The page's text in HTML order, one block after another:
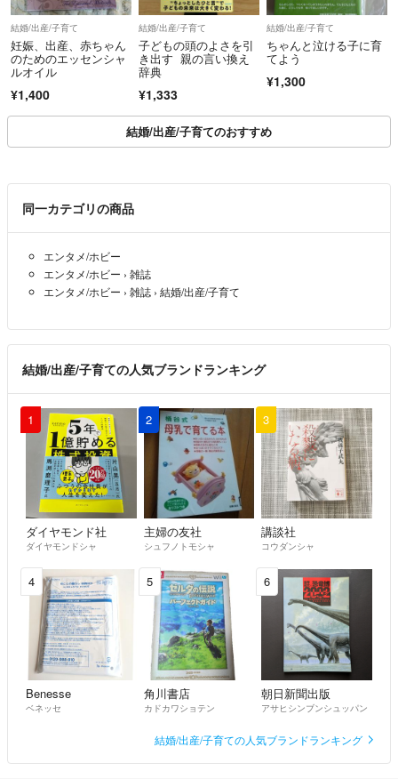
結婚/出産/子育て
妊娠、出産、赤ちゃん
のためのエッセンシャ
ルオイル
¥1,400
結婚/出産/子育て
子どもの頭のよさを引
き出す 親の言い換え
辞典
¥1,333
結婚/出産/子育て
ちゃんと泣ける子に育
てよう
¥1,300
結婚/出産/子育てのおすすめ
同一カテゴリの商品
エンタメ/ホビー
エンタメ/ホビー › 雑誌
エンタメ/ホビー › 雑誌 › 結婚/出産/子育て
結婚/出産/子育ての人気ブランドランキング
1
ダイヤモンド社
ダイヤモンドシャ
2
主婦の友社
シュフノトモシャ
3
講談社
コウダンシャ
4
Benesse
ベネッセ
5
角川書店
カドカワショテン
6
朝日新聞出版
アサヒシンブンシュッパン
結婚/出産/子育ての人気ブランドランキング